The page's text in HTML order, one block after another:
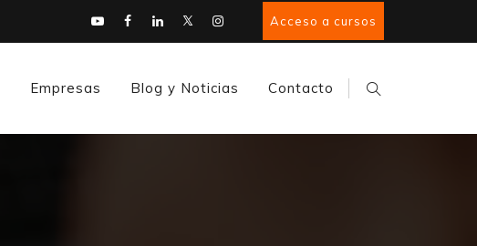
Acceso a cursos
Empresas Blog y Noticias Contacto